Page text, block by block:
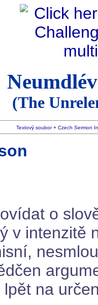
(The
Textový soubor+ Czech Sermon
o
v intenzitě
lpět na